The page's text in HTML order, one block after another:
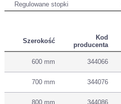
Regulowane stopki
Szerokość
Kod
producenta
600 mm 344066
700 mm 344076
800 mm 344086